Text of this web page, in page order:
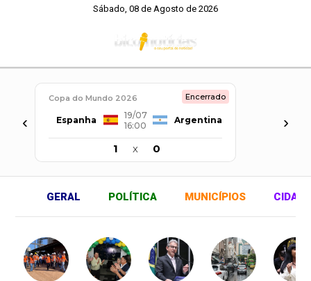
Sábado, 08 de Agosto de 2026
‹
Copa do Mundo 2026 Encerrado
Espanha
19/07
16:00
Argentina
1 x 0
›
GERAL POLÍTICA MUNICÍPIOS